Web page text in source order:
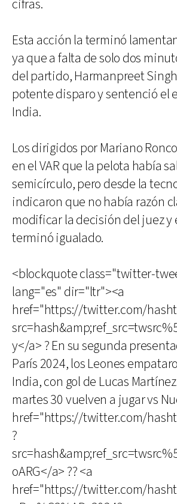
cifras.
Esta acción la terminó
ya que a falta de solo dos
del partido, Harmanpreet
potente disparo y sentenció el
India.
Los dirigidos por Mariano
en el VAR que la pelota había
semicírculo, pero desde la
indicaron que no había razón
modificar la decisión del juez y
terminó igualado.
<blockquote class="twitter-
lang="es" dir="ltr"><a
href="https://twitter.com/
y</a> ? En su segunda
París 2024, los Leones
India, con gol de Lucas
martes 30 vuelven a jugar vs
href="https://twitter.com/
?
oARG</a> ?? <a
href="https://twitter.com/